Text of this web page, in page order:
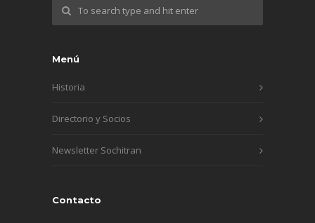
Menú
Historia
Directorio y Socios
Newsletter Sochitran
Contacto